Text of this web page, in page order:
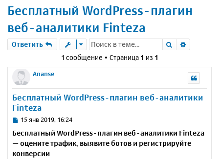
Бесплатный WordPress-плагин
веб-аналитики Finteza
Ответить Поиск
1 сообщение • Страница 1 из 1
Ananse
Бесплатный WordPress-плагин веб-аналитики
Finteza
С
о
б
щ
15 янв 2019, 16:24
Бесплатный WordPress-плагин веб-аналитики Finteza
— оцените трафик, выявите ботов и регистрируйте
конверсии